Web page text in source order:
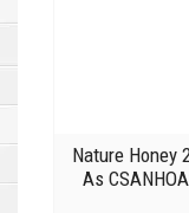
Nature Honey
As